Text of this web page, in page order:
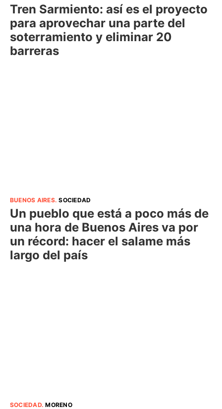
Tren Sarmiento: así es el proyecto
para aprovechar una parte del
soterramiento y eliminar 20
barreras
BUENOS AIRES.SOCIEDAD
Un pueblo que está a poco más de
una hora de Buenos Aires va por
un récord: hacer el salame más
largo del país
SOCIEDAD.MORENO